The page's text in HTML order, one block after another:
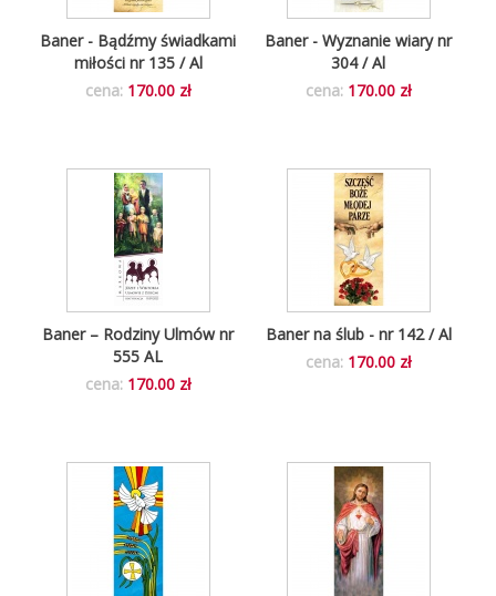
Baner - Wyznanie wiary nr
304 / Al
cena: 170.00 zł
Baner - Bądźmy świadkami
miłości nr 135 / Al
cena: 170.00 zł
Baner na ślub - nr 142 / Al
cena: 170.00 zł
Baner – Rodziny Ulmów nr
555 AL
cena: 170.00 zł